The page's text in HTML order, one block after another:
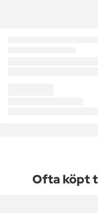
Ofta köpt